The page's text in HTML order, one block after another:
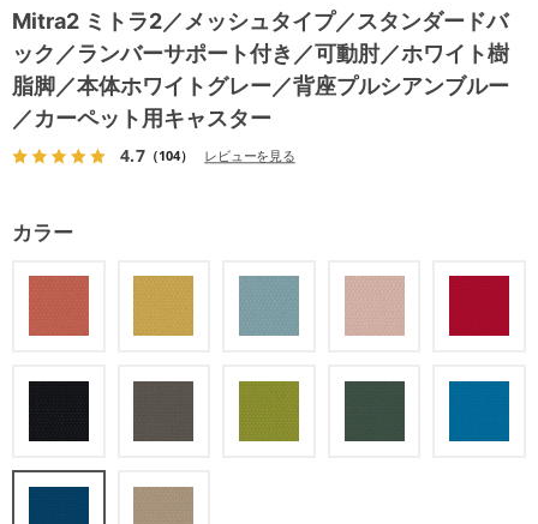
Mitra2 ミトラ2／メッシュタイプ／スタンダードバ
ック／ランバーサポート付き／可動肘／ホワイト樹
脂脚／本体ホワイトグレー／背座プルシアンブルー
／カーペット用キャスター
4.7（104） レビューを見る
カラー